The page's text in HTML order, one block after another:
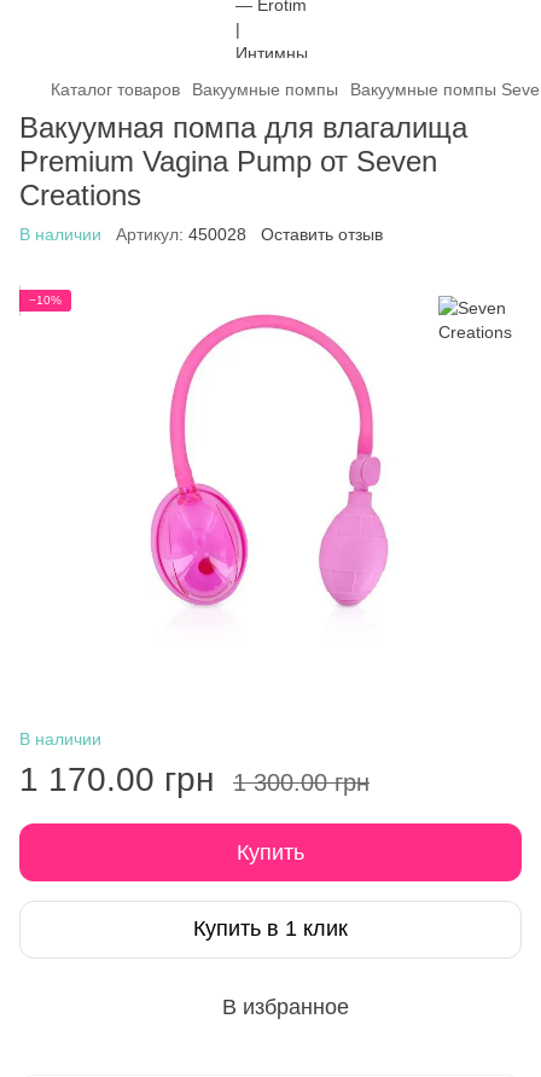
Каталог товаров Вакуумные помпы Вакуумные помпы
Вакуумная помпа для влагалища
Premium Vagina Pump от Seven
Creations
В наличии Артикул: 450028 Оставить отзыв
−10%
В наличии
1 170.00 грн 1 300.00 грн
Купить
Купить в 1 клик
В избранное